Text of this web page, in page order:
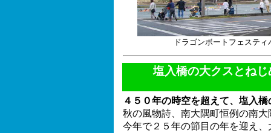
ドラゴンボートフェステ
塩入橋の大クスとね
４５０年の時空を超えて、塩入
秋の風物詩、南大隅町恒例の南
今年で２５年の節目の年を迎え